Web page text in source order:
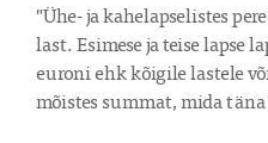
"Ühe- ja kahelapselistes
last. Esimese ja teise lapse
euroni ehk kõigile lastele
mõistes summat, mida